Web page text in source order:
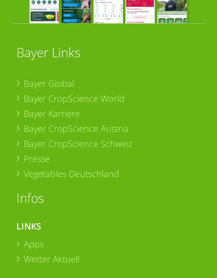
Bayer Links
Bayer Global
Bayer CropScience World
Bayer Karriere
Bayer CropScience Austria
Bayer CropScience Schweiz
Presse
Vegetables Deutschland
Infos
LINKS
Apps
Wetter Aktuell